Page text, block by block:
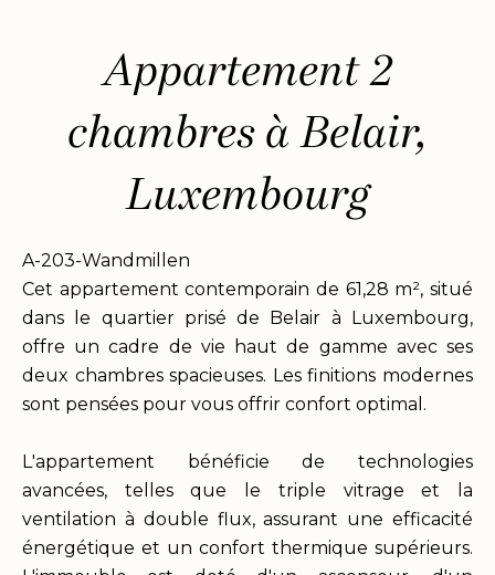
Appartement 2
chambres à Belair,
Luxembourg
A-203-Wandmillen
Cet appartement contemporain de 61,28 m², situé
dans le quartier prisé de Belair à Luxembourg,
offre un cadre de vie haut de gamme avec ses
deux chambres spacieuses. Les finitions modernes
sont pensées pour vous offrir confort optimal.
L'appartement bénéficie de technologies
avancées, telles que le triple vitrage et la
ventilation à double flux, assurant une efficacité
énergétique et un confort thermique supérieurs.